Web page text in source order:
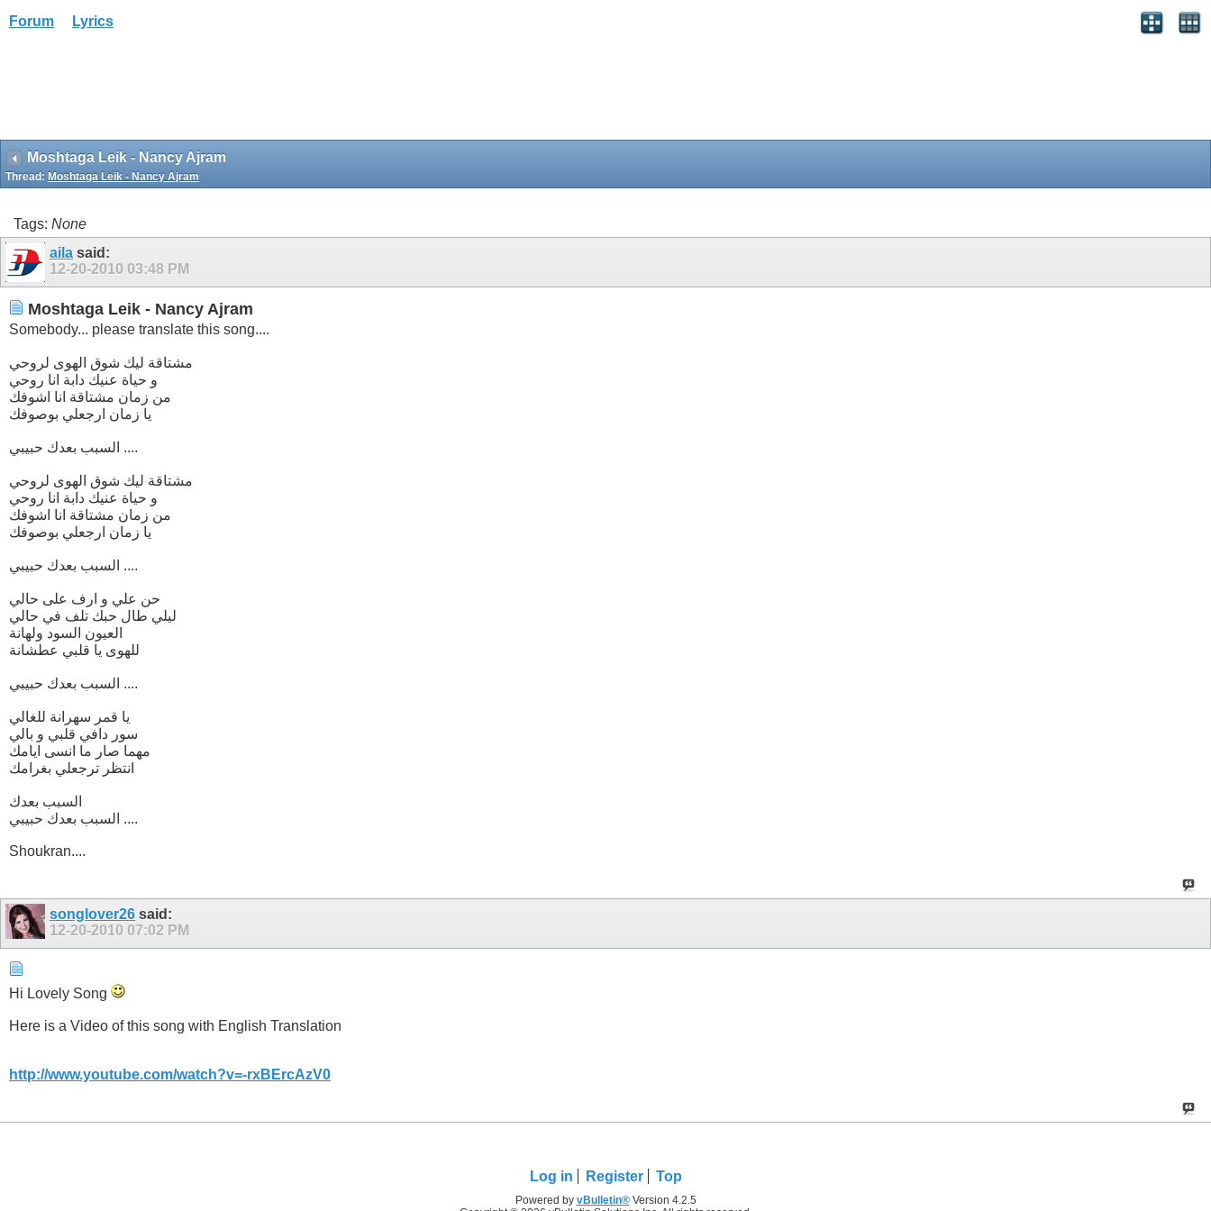
Forum Lyrics
Moshtaga Leik - Nancy Ajram
Thread: Moshtaga Leik - Nancy Ajram
Tags: None
aila said:
12-20-2010 03:48 PM
Moshtaga Leik - Nancy Ajram
Somebody... please translate this song....
مشتاقة ليك شوق الهوى لروحي
و حياة عنيك دابة انا روحي
من زمان مشتاقة انا اشوفك
يا زمان ارجعلي بوصوفك
السبب بعدك حبيبي ....
مشتاقة ليك شوق الهوى لروحي
و حياة عنيك دابة انا روحي
من زمان مشتاقة انا اشوفك
يا زمان ارجعلي بوصوفك
السبب بعدك حبيبي ....
حن علي و ارف على حالي
ليلي طال حبك تلف في حالي
العيون السود ولهانة
للهوى يا قلبي عطشانة
السبب بعدك حبيبي ....
يا قمر سهرانة للغالي
سور دافي قلبي و بالي
مهما صار ما انسى ايامك
انتظر ترجعلي بغرامك
السبب بعدك
السبب بعدك حبيبي ....
Shoukran....
songlover26 said:
12-20-2010 07:02 PM
Hi Lovely Song
Here is a Video of this song with English Translation
http://www.youtube.com/watch?v=-rxBErcAzV0
Log in Register Top
Powered by vBulletin®Version 4.2.5